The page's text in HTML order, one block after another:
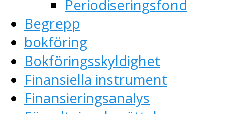
Periodiseringsfond
Begrepp
bokföring
Bokföringsskyldighet
Finansiella instrument
Finansieringsanalys